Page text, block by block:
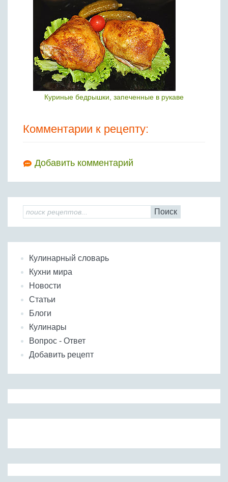
Куриные бедрышки, запеченные в рукаве
Комментарии к рецепту:
Добавить комментарий
Поиск
Кулинарный словарь
Кухни мира
Новости
Статьи
Блоги
Кулинары
Вопрос - Ответ
Добавить рецепт